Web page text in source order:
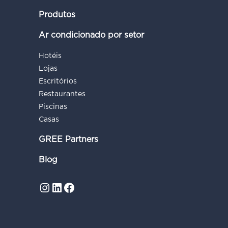
Produtos
Ar condicionado por setor
Hotéis
Lojas
Escritórios
Restaurantes
Piscinas
Casas
GREE Partners
Blog
Instagram
LinkedIn
Facebook